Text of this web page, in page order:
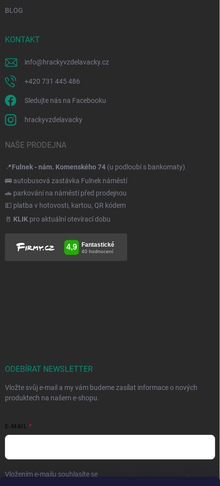
BLOG
KONTAKT
info@hrackyvzdelavacky.cz
+420 731 445 486
Sledujte nás na Facebooku
hrackyvzdelavacky
NAŠE PRODEJNA
📍Fulnek - nám. Komenského 74 (u podloubí s bankomaty)
🚌 autobusová zastávka Fulnek náměstí
🚗 parkování na náměstí před prodejnou
💵 platba v hotovosti, kartou, QR kódem
🚪 KLIK pro aktuální otevírací dobu
ODEBÍRAT NEWSLETTER
Vložte svůj e-mail a my vám budeme zasílat informace o nových
produktech na našem e-shopu.
E-MAIL
Vložením e-mailu souhlasíte se .